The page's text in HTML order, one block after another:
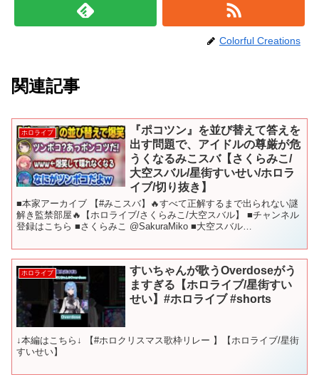
Colorful Creations
関連記事
ホロライブ
『ポコツン』を並び替えて答えを
出す問題で、アイドルの尊厳が危
うくなるみこスバ【さくらみこ/
大空スバル/星街すいせい/ホロラ
イブ/切り抜き】
■本家アーカイブ 【#みこスバ】🔥すべて正解するまで出られない謎
解き監禁部屋🔥【ホロライブ/さくらみこ/大空スバル】 ■チャンネル
登録はこちら ■さくらみこ @SakuraMiko ■大空スバル
ホロライブ
すいちゃんが歌うOverdoseがう
ますぎる【ホロライブ/星街すい
せい】#ホロライブ #shorts
↓本編はこちら↓ 【#ホロクリスマス歌枠リレー 】【ホロライブ/星街
すいせい】